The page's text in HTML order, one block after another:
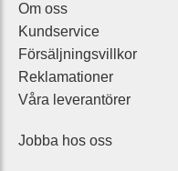
Om oss
Kundservice
Försäljningsvillkor
Reklamationer
Våra leverantörer
Jobba hos oss